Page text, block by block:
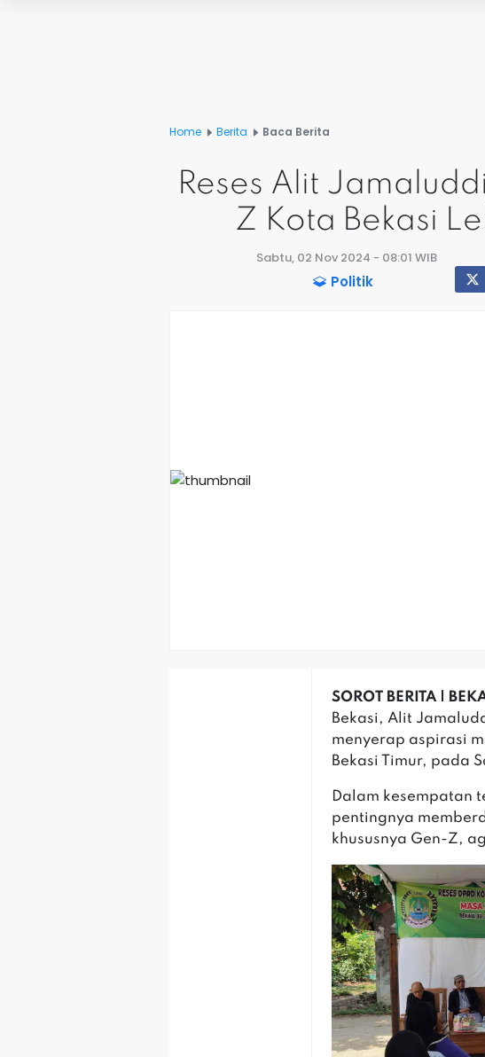
Home Berita Baca Berita
Reses Alit
Z Kota Bekasi
Sabtu, 02 Nov 2024 - 08:01 WIB
Politik
SOROT BERITA |
Bekasi, Alit
menyerap aspirasi
Bekasi Timur, pada
Dalam kesempatan
pentingnya
khususnya Gen-Z,